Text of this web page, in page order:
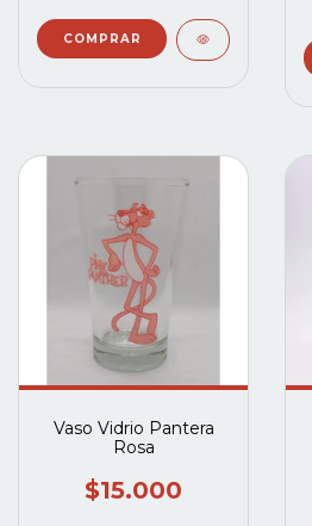
Vaso Vidrio Pantera
Rosa
$15.000